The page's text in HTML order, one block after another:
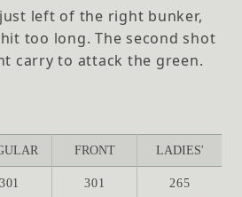
left of the right bunker,
too long. The second shot
carry to attack the green.
FRONT LADIES'
301 301 265